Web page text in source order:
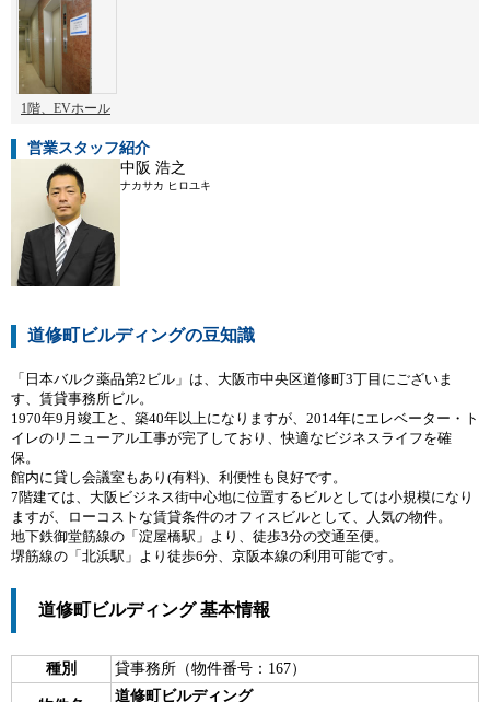
1階、EVホール
営業スタッフ紹介
中阪 浩之
ナカサカ ヒロユキ
道修町ビルディングの豆知識
「日本バルク薬品第2ビル」は、大阪市中央区道修町3丁目にございま
す、賃貸事務所ビル。
1970年9月竣工と、築40年以上になりますが、2014年にエレベーター・ト
イレのリニューアル工事が完了しており、快適なビジネスライフを確
保。
館内に貸し会議室もあり(有料)、利便性も良好です。
7階建ては、大阪ビジネス街中心地に位置するビルとしては小規模になり
ますが、ローコストな賃貸条件のオフィスビルとして、人気の物件。
地下鉄御堂筋線の「淀屋橋駅」より、徒歩3分の交通至便。
堺筋線の「北浜駅」より徒歩6分、京阪本線の利用可能です。
道修町ビルディング 基本情報
種別 貸事務所（物件番号：167）
道修町ビルディング